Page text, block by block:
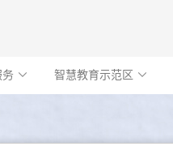
 智慧教育示范区 